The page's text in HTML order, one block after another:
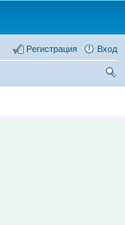
Вход
Регистрация